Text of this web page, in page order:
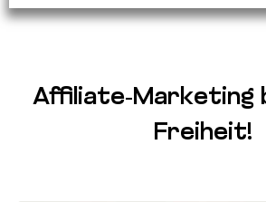
Affiliate-Marketing
Freiheit!